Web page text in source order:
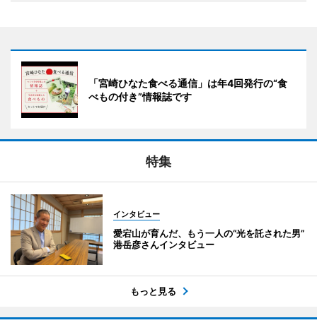
「宮崎ひなた食べる通信」は年4回発行の“食
べもの付き”情報誌です
特集
インタビュー
愛宕山が育んだ、もう一人の“光を託された男”
港岳彦さんインタビュー
もっと見る